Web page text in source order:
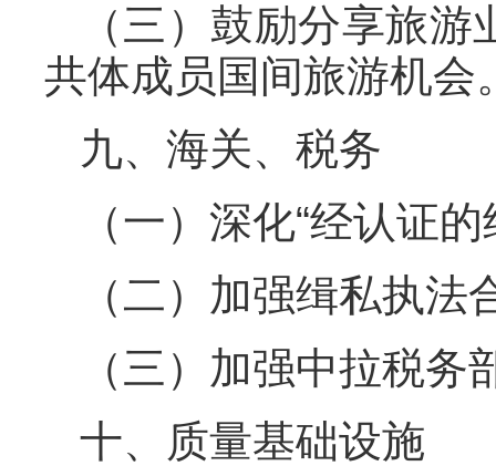
（三）鼓励分享旅
共体成员国间旅游机会
九、海关、税务
（一）深化“经认证
（二）加强缉私执
（三）加强中拉税
十、质量基础设施